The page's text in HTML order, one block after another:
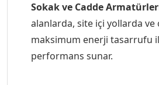
Sokak ve Cadde
alanlarda, site içi yollarda
maksimum enerji tasarrufu
performans sunar.